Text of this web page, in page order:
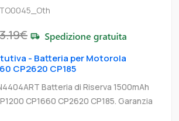
- Batteria per Motorola
CP2620 CP185
Batteria di Riserva 1500mAh
CP1660 CP2620 CP185. Garanzia